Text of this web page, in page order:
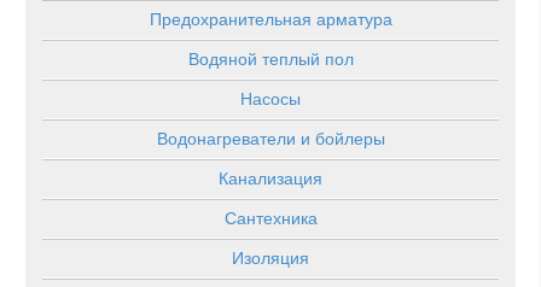
Предохранительная арматура
Водяной теплый пол
Насосы
Водонагреватели и бойлеры
Канализация
Сантехника
Изоляция